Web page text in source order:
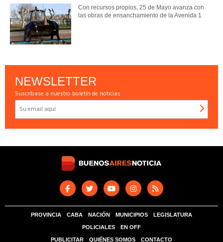
Con recursos propios, 25 de Mayo avanza con
las obras de ensanchamiento de la Avenida 1
NEWSLETTER
Suscríbase a nuestro boletín de noticias
PROVINCIA CABA NACIÓN MUNICIPIOS LEGISLATURA
POLICIALES EN OFF
PUBLICITAR QUIÉNES SOMOS CONTACTO